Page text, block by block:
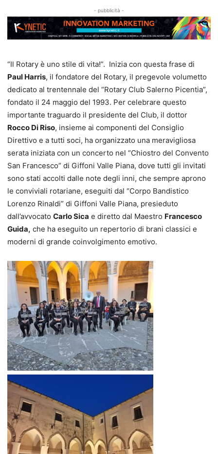
- pubblicità -
“Il Rotary è uno stile di vita!”. Inizia con questa frase di
Paul Harris, il fondatore del Rotary, il pregevole volumetto
dedicato al trentennale del “Rotary Club Salerno Picentia”,
fondato il 24 maggio del 1993. Per celebrare questo
importante traguardo il presidente del Club, il dottor
Rocco Di Riso, insieme ai componenti del Consiglio
Direttivo e a tutti soci, ha organizzato una meravigliosa
serata iniziata con un concerto nel “Chiostro del Convento
San Francesco” di Giffoni Valle Piana, dove tutti gli invitati
sono stati accolti dalle note degli inni, che sempre aprono
le conviviali rotariane, eseguiti dal “Corpo Bandistico
Lorenzo Rinaldi” di Giffoni Valle Piana, presieduto
dall’avvocato Carlo Sica e diretto dal Maestro Francesco
Guida, che ha eseguito un repertorio di brani classici e
moderni di grande coinvolgimento emotivo.